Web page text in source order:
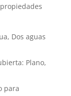
Dos aguas
Plano,
para